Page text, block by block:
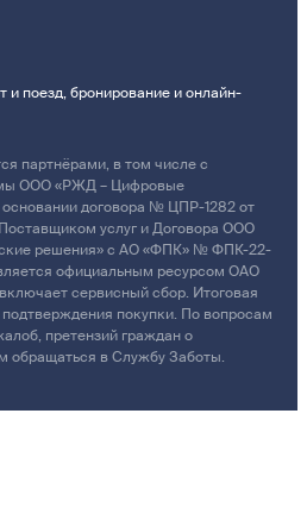
поезд, бронирование и онлайн-
партнёрами, в том числе с
ООО «РЖД – Цифровые
договора № ЦПР-1282 от
услуг и Договора ООО
решения» с АО «ФПК» № ФПК-22-
официальным ресурсом ОАО
сервисный сбор. Итоговая
покупки. По вопросам
претензий граждан о
обращаться в Службу Заботы.